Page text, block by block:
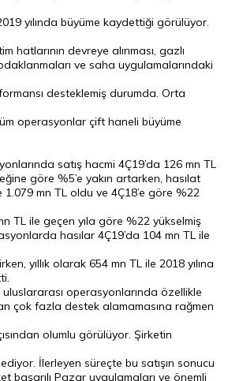
yılında büyüme kaydettiği görülüyor.
hatlarının devreye alınması, gazlı
ve saha uygulamalarındaki
desteklemiş durumda. Orta
operasyonlar çift haneli büyüme
satış hacmi 4Ç19’da 126 mn TL
göre %5’e yakın artarken, hasılat
mn TL oldu ve 4Ç18’e göre %22
TL ile geçen yıla göre %22 yükselmiş
hasılar 4Ç19’da 104 mn TL ile
yıllık olarak 654 mn TL ile 2018 yılına
operasyonlarında özellikle
çok fazla destek alamamasına rağmen
olumlu görülüyor. Şirketin
İlerleyen süreçte bu satışın sonucu
başarılı Pazar uygulamaları ve önemli